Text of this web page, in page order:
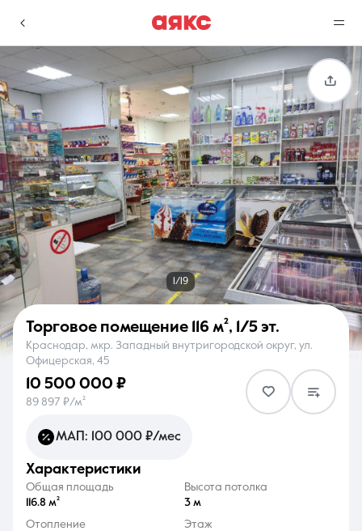
г. Краснодар
Избранное
0 объявлений
Сравнение
0 объявлений
Недвижимость Услуги
О компании Контакты
8 (861) 297-00-00
Ежедневно с 08:30 до 20:00
1/19
Торговое помещение 116 м², 1/5 эт.
Краснодар, мкр. Западный внутригородской округ, ул.
Офицерская, 45
10 500 000 ₽
89 897 ₽/м²
МАП: 100 000 ₽/мес
характеристики
Общая площадь
116.8 м²
Высота потолка
3 м
Отопление
Этаж